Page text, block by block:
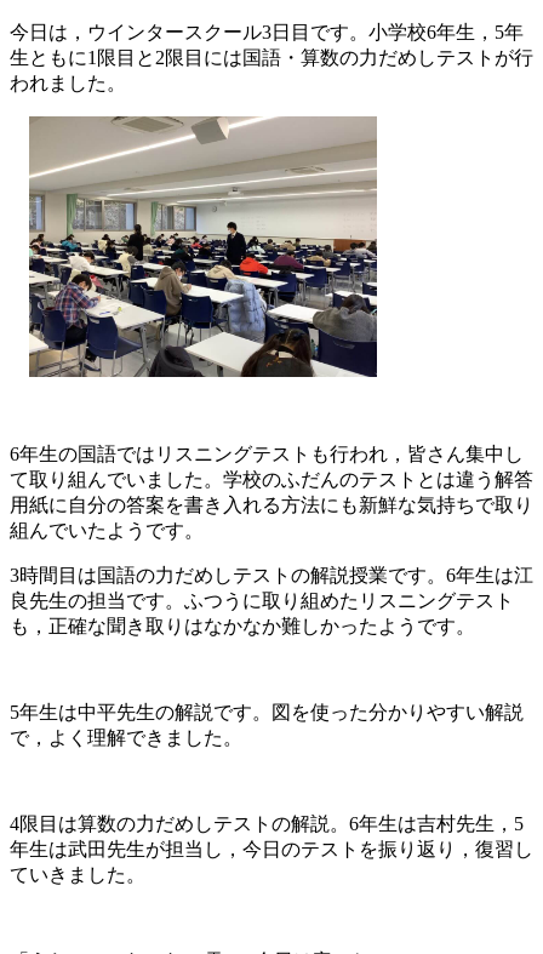
校)
今日は，ウインタースクール3日目です。小学校6年生，5年
生ともに1限目と2限目には国語・算数の力だめしテストが行
われました。
6年生の国語ではリスニングテストも行われ，皆さん集中し
て取り組んでいました。学校のふだんのテストとは違う解答
用紙に自分の答案を書き入れる方法にも新鮮な気持ちで取り
組んでいたようです。
3時間目は国語の力だめしテストの解説授業です。6年生は江
良先生の担当です。ふつうに取り組めたリスニングテスト
も，正確な聞き取りはなかなか難しかったようです。
5年生は中平先生の解説です。図を使った分かりやすい解説
で，よく理解できました。
4限目は算数の力だめしテストの解説。6年生は吉村先生，5
年生は武田先生が担当し，今日のテストを振り返り，復習し
ていきました。